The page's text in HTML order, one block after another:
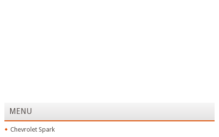
MENU
Chevrolet Spark